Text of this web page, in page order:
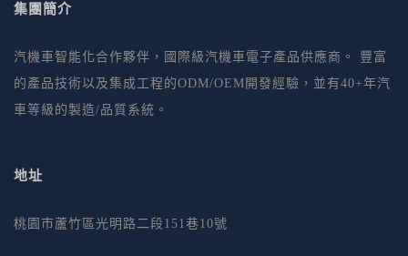
集團簡介
汽機車智能化合作夥伴，國際級汽機車電子產品供應商。 豐富
的產品技術以及集成工程的ODM/OEM開發經驗，並有40+年汽
車等級的製造/品質系統。
地址
桃園市蘆竹區光明路二段151巷10號